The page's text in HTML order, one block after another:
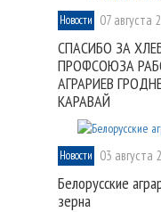
Новости 07 августа
СПАСИБО ЗА
ПРОФСОЮЗА
АГРАРИЕВ
КАРАВАЙ
Новости 03 августа
Белорусские
зерна